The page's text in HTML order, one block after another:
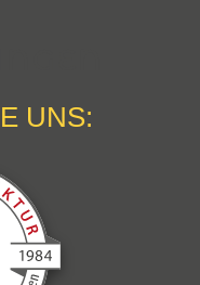
UNS: